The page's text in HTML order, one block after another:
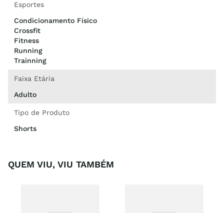
Esportes
Condicionamento Físico
Crossfit
Fitness
Running
Trainning
Faixa Etária
Adulto
Tipo de Produto
Shorts
QUEM VIU, VIU TAMBÉM